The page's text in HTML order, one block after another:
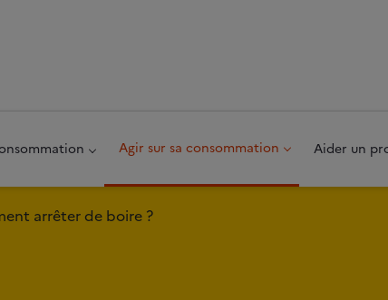
Agir sur sa consommation Aider un
arrêter de boire ?